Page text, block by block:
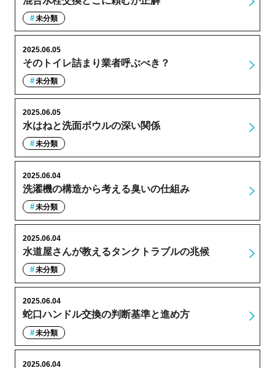
未分類
そのトイレ詰まり業者呼ぶべき？
2025.06.05
未分類
水はねと洗面ボウルの深い関係
2025.06.05
未分類
洗濯機の構造から考える臭いの仕組み
2025.06.04
未分類
水道屋さんが教えるタンクトラブルの兆候
2025.06.04
未分類
蛇口ハンドル交換の判断基準と進め方
2025.06.04
未分類
2025.06.04